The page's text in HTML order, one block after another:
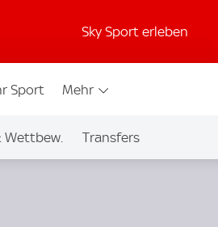
Sky Sport erleben
Sport Mehr
Wettbew. Transfers